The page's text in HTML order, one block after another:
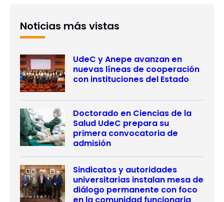
Noticias más vistas
UdeC y Anepe avanzan en
nuevas líneas de cooperación
con instituciones del Estado
Doctorado en Ciencias de la
Salud UdeC prepara su
primera convocatoria de
admisión
Sindicatos y autoridades
universitarias instalan mesa de
diálogo permanente con foco